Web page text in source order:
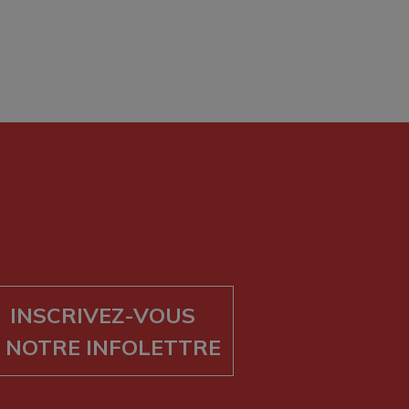
INSCRIVEZ-VOUS
INFOLETTRE